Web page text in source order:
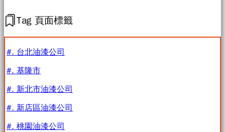
Tag 頁面標籤
#. 台北油漆公司
#. 基隆市
#. 新北市油漆公司
#. 新店區油漆公司
#. 桃園油漆公司